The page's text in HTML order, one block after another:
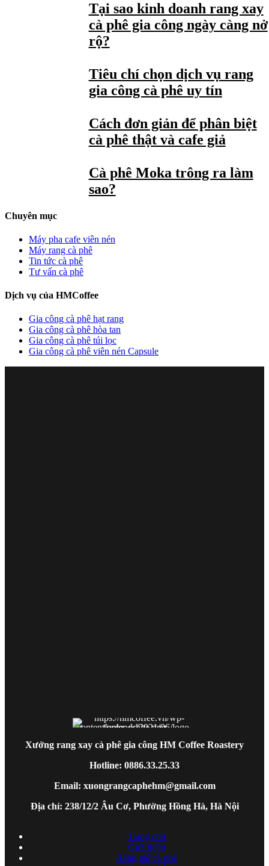
Tại sao kinh doanh rang xay
cà phê gia công ngày càng nở
rộ?
Tiêu chí chọn dịch vụ rang
gia công cà phê uy tín
Cách đơn giản để phân biệt
cà phê thật và cafe giả
Cà phê Moka trông ra làm
sao?
Chuyên mục
Máy pha cafe viên nén
Máy rang cà phê
Tin tức cà phê
Tư vấn cà phê
Dịch vụ của HMCoffee
Gia công cà phê hạt rang
Gia công cà phê hòa tan
Gia công cà phê túi lọc
Gia công cà phê viên nén Capsule
Xưởng rang xay cà phê gia công HM Coffee Roastery
Hotline: 0886.33.25.33
Email: xuongrangcaphehm@gmail.com
Địa chỉ: 238/12/2 Âu Cơ, Phường Hồng Hà, Hà Nội
Trang chủ
Giới thiệu
Bảng giá cà phê